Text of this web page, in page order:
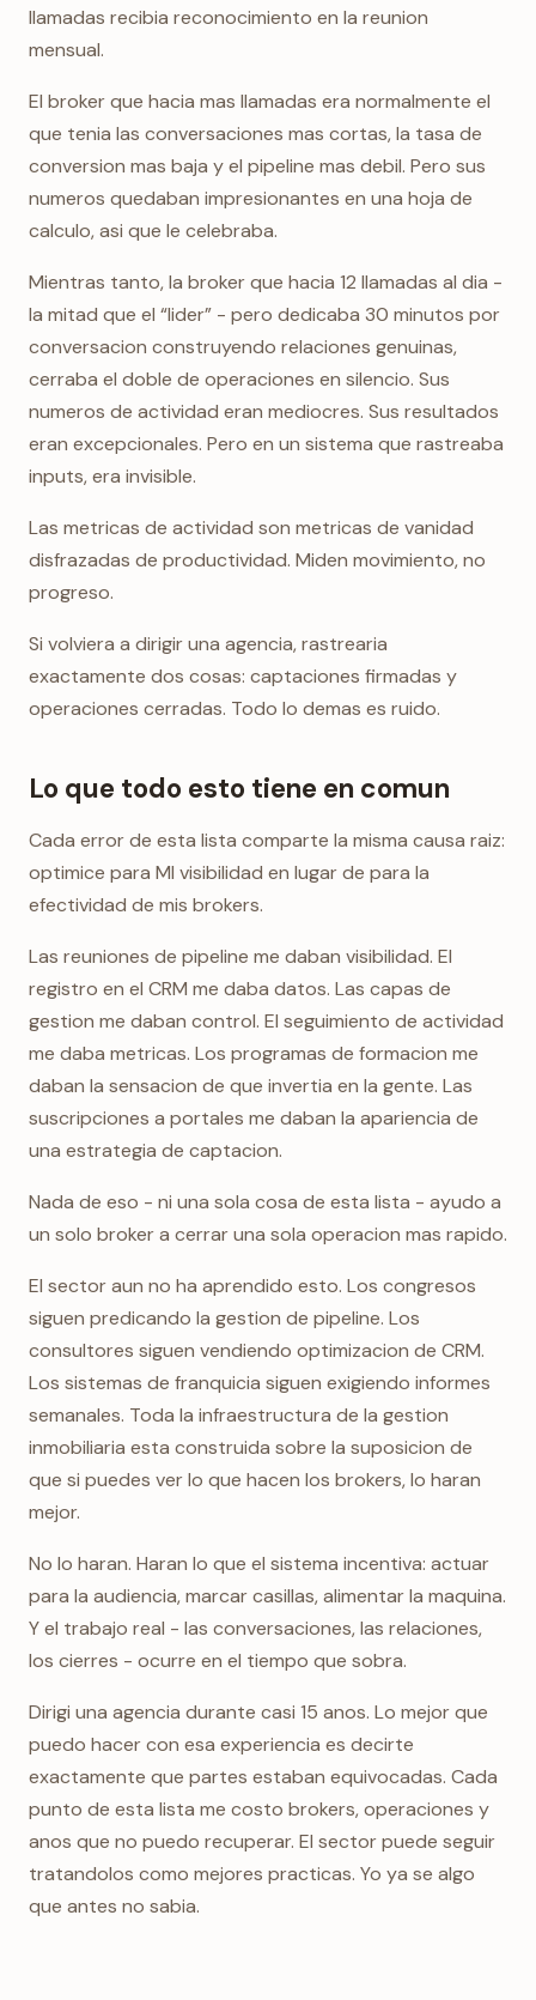
llamadas recibia reconocimiento en la reunion
mensual.
El broker que hacia mas llamadas era normalmente el
que tenia las conversaciones mas cortas, la tasa de
conversion mas baja y el pipeline mas debil. Pero sus
numeros quedaban impresionantes en una hoja de
calculo, asi que le celebraba.
Mientras tanto, la broker que hacia 12 llamadas al dia -
la mitad que el “lider” - pero dedicaba 30 minutos por
conversacion construyendo relaciones genuinas,
cerraba el doble de operaciones en silencio. Sus
numeros de actividad eran mediocres. Sus resultados
eran excepcionales. Pero en un sistema que rastreaba
inputs, era invisible.
Las metricas de actividad son metricas de vanidad
disfrazadas de productividad. Miden movimiento, no
progreso.
Si volviera a dirigir una agencia, rastrearia
exactamente dos cosas: captaciones firmadas y
operaciones cerradas. Todo lo demas es ruido.
Lo que todo esto tiene en comun
Cada error de esta lista comparte la misma causa raiz:
optimice para MI visibilidad en lugar de para la
efectividad de mis brokers.
Las reuniones de pipeline me daban visibilidad. El
registro en el CRM me daba datos. Las capas de
gestion me daban control. El seguimiento de actividad
me daba metricas. Los programas de formacion me
daban la sensacion de que invertia en la gente. Las
suscripciones a portales me daban la apariencia de
una estrategia de captacion.
Nada de eso - ni una sola cosa de esta lista - ayudo a
un solo broker a cerrar una sola operacion mas rapido.
El sector aun no ha aprendido esto. Los congresos
siguen predicando la gestion de pipeline. Los
consultores siguen vendiendo optimizacion de CRM.
Los sistemas de franquicia siguen exigiendo informes
semanales. Toda la infraestructura de la gestion
inmobiliaria esta construida sobre la suposicion de
que si puedes ver lo que hacen los brokers, lo haran
mejor.
No lo haran. Haran lo que el sistema incentiva: actuar
para la audiencia, marcar casillas, alimentar la maquina.
Y el trabajo real - las conversaciones, las relaciones,
los cierres - ocurre en el tiempo que sobra.
Dirigi una agencia durante casi 15 anos. Lo mejor que
puedo hacer con esa experiencia es decirte
exactamente que partes estaban equivocadas. Cada
punto de esta lista me costo brokers, operaciones y
anos que no puedo recuperar. El sector puede seguir
tratandolos como mejores practicas. Yo ya se algo
que antes no sabia.